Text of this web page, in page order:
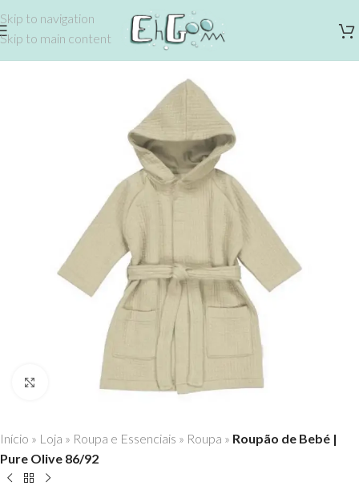
Skip to navigation
Skip to main content
Click to enlarge
Início » Loja » Roupa e Essenciais » Roupa » Roupão de Bebé |
Pure Olive 86/92